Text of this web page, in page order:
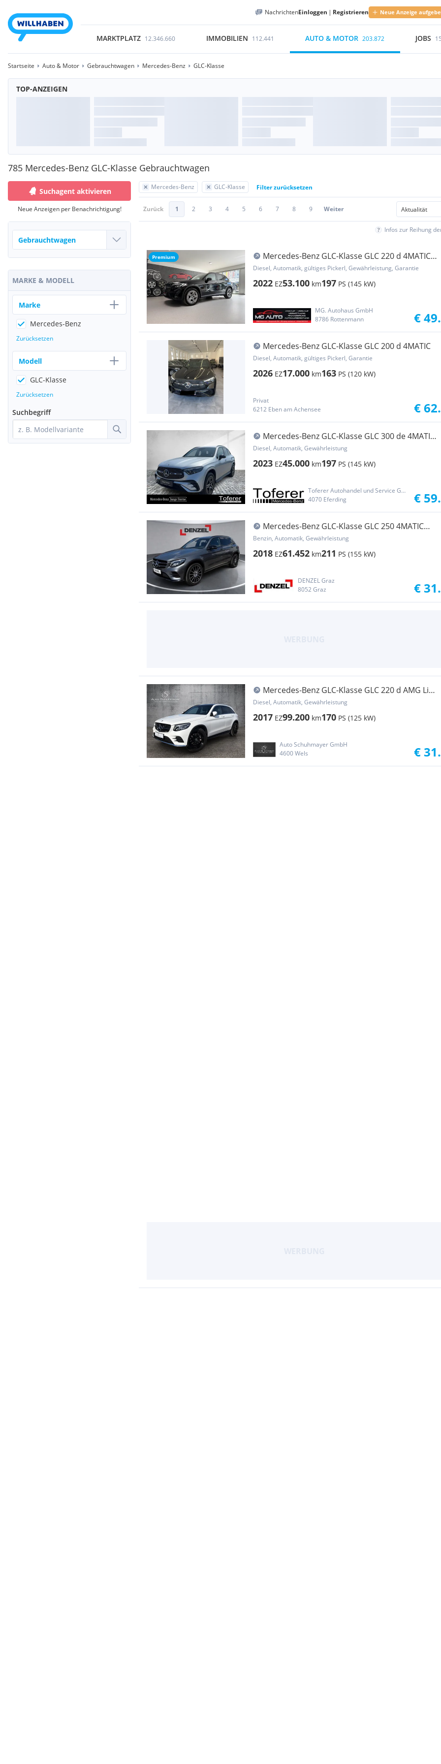
NachrichtenEinloggen | Registrieren Neue Anzeige
MARKTPLATZ 12.346.660 IMMOBILIEN 112.441 AUTO & MOTOR 203.872 JOBS
Startseite Auto & Motor Gebrauchtwagen Mercedes-Benz GLC-Klasse
TOP-ANZEIGEN
785 Mercedes-Benz GLC-Klasse Gebrauchtwagen
Mercedes-Benz GLC-Klasse Filter zurücksetzen
Zurück 1 2 3 4 5 6 7 8 9 Weiter
Infos zur Reihung
Premium
Mercedes-Benz GLC-Klasse GLC 220 d 4MATIC
Aut. *AMG-LINE*RFK*AHK*GARANTIE
Diesel, Automatik, gültiges Pickerl, Gewährleistung, Garantie
2022 EZ53.100 km197 PS (145 kW)
MG. Autohaus GmbH
8786 Rottenmann
€
Mercedes-Benz GLC-Klasse GLC 200 d 4MATIC
Diesel, Automatik, gültiges Pickerl, Garantie
2026 EZ17.000 km163 PS (120 kW)
Privat
6212 Eben am Achensee
€
Mercedes-Benz GLC-Klasse GLC 300 de 4MATIC
AMG Night FAP Distr MBUX Navi
Diesel, Automatik, Gewährleistung
2023 EZ45.000 km197 PS (145 kW)
Toferer Autohandel und Service GmbH & Co KG
4070 Eferding
€
Mercedes-Benz GLC-Klasse GLC 250 4MATIC
Aut.
Benzin, Automatik, Gewährleistung
2018 EZ61.452 km211 PS (155 kW)
DENZEL Graz
8052 Graz
€
Mercedes-Benz GLC-Klasse GLC 220 d AMG Line
4Matic //Schiebedach, RFK+++//
Diesel, Automatik, Gewährleistung
2017 EZ99.200 km170 PS (125 kW)
Auto Schuhmayer GmbH
4600 Wels
€
Suchagent aktivieren
Neue Anzeigen per Benachrichtigung!
MARKE & MODELL
Marke
Mercedes-Benz
Zurücksetzen
Modell
GLC-Klasse
Zurücksetzen
Suchbegriff